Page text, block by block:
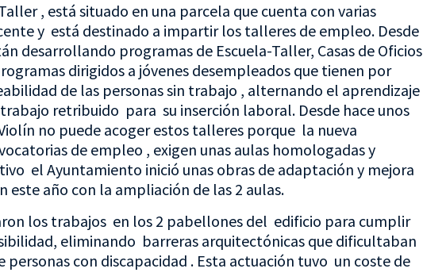
, está situado en una parcela que cuenta con varias
y está destinado a impartir los talleres de empleo. Desde
desarrollando programas de Escuela-Taller, Casas de Oficios
dirigidos a jóvenes desempleados que tienen por
de las personas sin trabajo , alternando el aprendizaje
retribuido para su inserción laboral. Desde hace unos
no puede acoger estos talleres porque la nueva
de empleo , exigen unas aulas homologadas y
el Ayuntamiento inició unas obras de adaptación y mejora
este año con la ampliación de las 2 aulas.
los trabajos en los 2 pabellones del edificio para cumplir
eliminando barreras arquitectónicas que dificultaban
personas con discapacidad . Esta actuación tuvo un coste de